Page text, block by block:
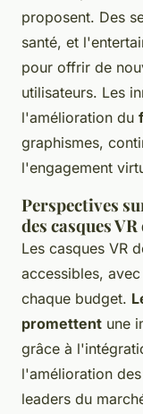
proposent. Des
santé, et
pour offrir de
utilisateurs. Les
l'amélioration du
graphismes,
l'engagement
Perspectives
des casques
Les casques VR
accessibles,
chaque budget.
promettent une
grâce à
l'amélioration
leaders du